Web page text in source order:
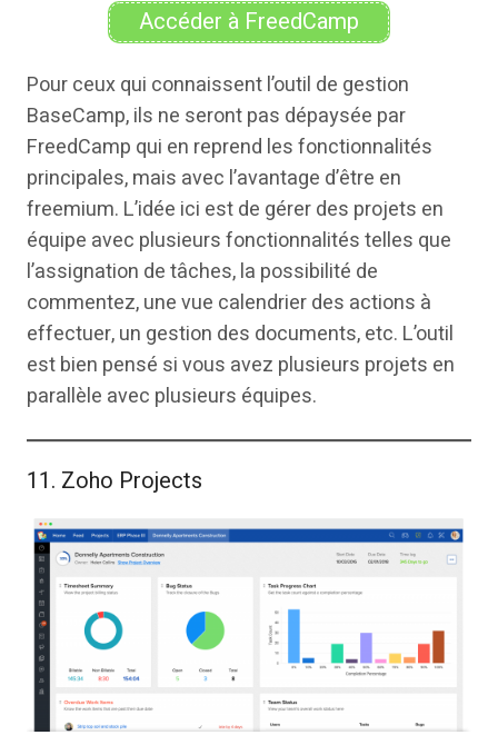
Accéder à FreedCamp
Pour ceux qui connaissent l’outil de gestion
BaseCamp, ils ne seront pas dépaysée par
FreedCamp qui en reprend les fonctionnalités
principales, mais avec l’avantage d’être en
freemium. L’idée ici est de gérer des projets en
équipe avec plusieurs fonctionnalités telles que
l’assignation de tâches, la possibilité de
commentez, une vue calendrier des actions à
effectuer, un gestion des documents, etc. L’outil
est bien pensé si vous avez plusieurs projets en
parallèle avec plusieurs équipes.
11. Zoho Projects